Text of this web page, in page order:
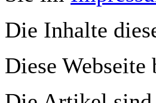
Die Inhalte
Diese